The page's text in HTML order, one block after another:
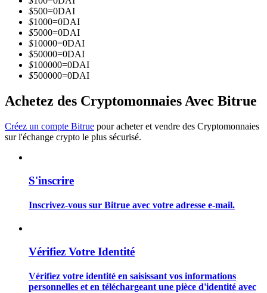
Analyse de mégadonnées, y compris des informations
commerciales, etc.
Guide de démarrage des contrats à terme
$500=0DAI
$1000=0DAI
$5000=0DAI
$10000=0DAI
$50000=0DAI
$100000=0DAI
$500000=0DAI
Achetez des Cryptomonnaies Avec Bitrue
Créez un compte Bitrue pour acheter et vendre des Cryptomonnaies
sur l'échange crypto le plus sécurisé.
S'inscrire
Inscrivez-vous sur Bitrue avec votre adresse e-mail.
Vérifiez Votre Identité
Vérifiez votre identité en saisissant vos informations
personnelles et en téléchargeant une pièce d'identité avec